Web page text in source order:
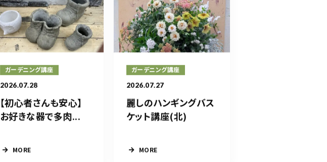
ガーデニング講座
2026.07.28
【初心者さんも安心】
お好きな器で多肉...
MORE
ガーデニング講座
2026.07.27
麗しのハンギングバス
ケット講座(北)
MORE